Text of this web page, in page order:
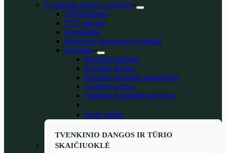
Tvenkinių dangos ir priedai
EPDM danga
PVC plėvelė
Geotekstilė
Klijavimo priemonės ir priedai
Kriokliai
Krioklių siurbliai
Krioklių formos
Krioklių įrengimo komplektai
Vandens peiliai
Vandens ir siurblio talpyklos
Sodo prekės
TVENKINIO DANGOS IR TŪRIO
SKAIČIUOKLĖ